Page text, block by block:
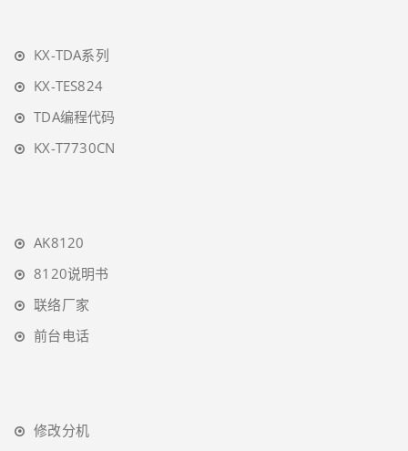
KX-TDA系列
KX-TES824
TDA编程代码
KX-T7730CN
AK8120
8120说明书
联络厂家
前台电话
修改分机